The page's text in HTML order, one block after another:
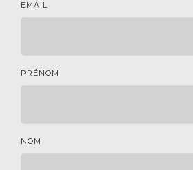
EMAIL
PRÉNOM
NOM